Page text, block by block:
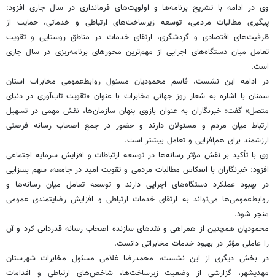
وی در ادامه با تشریح برنامه‌ها و اولویت‌های فرمانداری در سال جاری افزود:
پیگیری مطالبات مردمی، توسعه زیرساخت‌های ارتباطی و خدماتی، حمایت از
ظرفیت‌های اقتصادی و گردشگری، ارتقای خدمات در مناطق روستایی و تقویت
تعامل میان دستگاه‌های اجرایی از مهم‌ترین محورهای برنامه‌ریزی در سال جاری
است.
در ادامه این نشست، قاسم محمودیان مسئول روابط‌عمومی مخابرات استان
سمنان با اشاره به شعار روز جهانی مخابرات با عنوان «تقویت تاب‌آوری در دنیای
متصل» گفت: خبرنگاران به عنوان بازوی پنهان سازمان‌ها، نقش مهمی در تسهیل
ارتباط میان مردم و مسئولان دارند و حضور در جمع اصحاب رسانه فرصتی
ارزشمند برای هم‌افزایی و تعامل بیشتر است.
وی با تأکید بر نقش مؤثر رسانه‌ها در توسعه ارتباطات و افزایش سرمایه اجتماعی
افزود: خبرنگاران با انعکاس مطالبات مردمی و تقویت امید در جامعه، سهم بسزایی
در بهبود عملکرد دستگاه‌های اجرایی دارند و توسعه تعامل میان رسانه‌ها و
روابط‌عمومی‌ها می‌تواند به ارتقای خدمات ارتباطی و افزایش رضایتمندی عمومی
منجر شود.
محمودیان همچنین از همراهی و نقدهای سازنده اصحاب رسانه قدردانی کرد و آن
را عاملی مؤثر در بهبود خدمات مخابراتی دانست.
در بخش دیگری از این نشست، محمدرضا غلامی مسئول مخابرات شهرستان
مهدیشهر، گزارشی از وضعیت زیرساخت‌ها، شاخص‌های ارتباطی و اقدامات